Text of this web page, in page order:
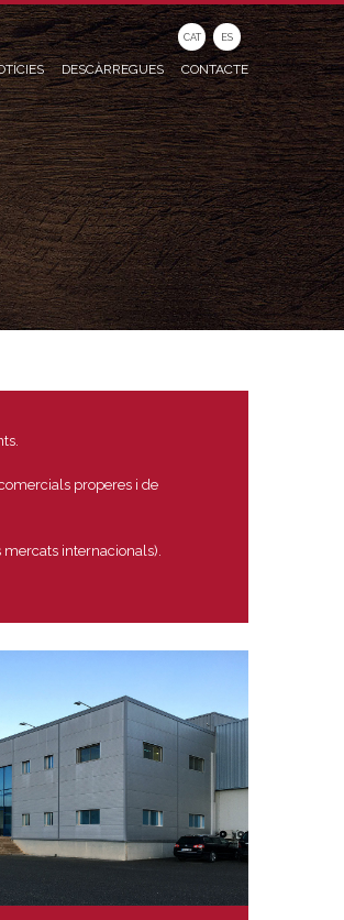
CAT ES
DESCÀRREGUES CONTACTE
properes i de
internacionals).